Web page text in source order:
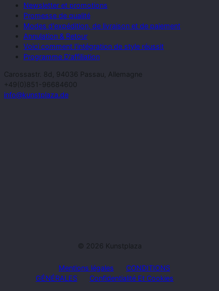
Newsletter et promotions
Promesse de qualité
Modes d'expédition, de livraison et de paiement
Annulation & Retour
Voici comment l'intégration de style réussit
Programme D'affiliation
Carossastr. 8d, 94036 Passau, Allemagne
+49(0)851-96684600
info@kunstplaza.de
© 2026 Kunstplaza
Mentions légales
CONDITIONS
GÉNÉRALES
Confidentialité Et Cookies